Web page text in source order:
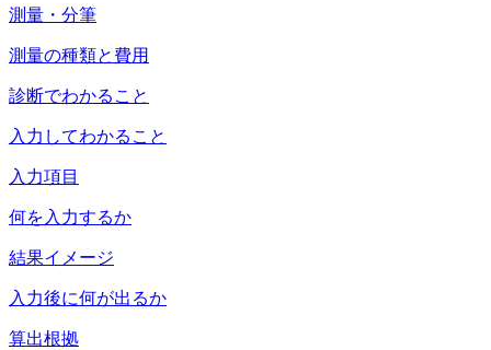
測量・分筆
測量の種類と費用
診断でわかること
入力してわかること
入力項目
何を入力するか
結果イメージ
入力後に何が出るか
算出根拠